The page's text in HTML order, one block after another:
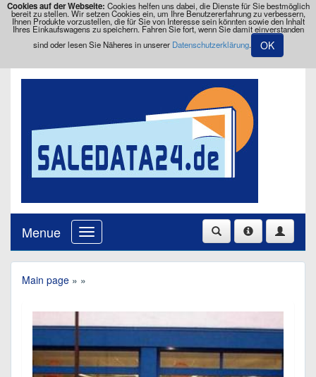
Cookies auf der Webseite: Cookies helfen uns dabei, die Dienste für Sie bestmöglich
bereit zu stellen. Wir setzen Cookies ein, um Ihre Benutzererfahrung zu verbessern,
Ihnen Produkte vorzustellen, die für Sie von Interesse sein könnten sowie den Inhalt
Ihres Einkaufswagens zu speichern. Fahren Sie fort, wenn Sie damit einverstanden
sind oder lesen Sie Näheres in unserer Datenschutzerklärung. OK
Menue
Main page » »